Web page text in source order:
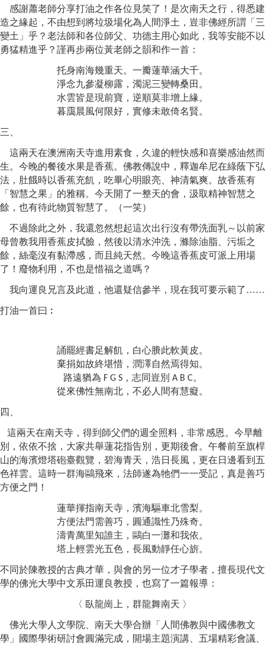
感謝蕭老師分享打油之作各位見笑了！是次南天之行，得悉建
造之緣起，不由想到將垃圾場化為人間淨土，豈非佛經所謂「三
變土」乎？老法師和各位師父、功德主用心如此，我等安能不以
勇猛精進乎？謹再步兩位黃老師之韻和作一首 ：
托身南海幾重天。一瓣蓮華涵大千。
淨念九參凝柳露，濁泥三變轉桑田。
水雲皆是現前寶，逆順莫非增上緣。
暮靄晨風何限好，實修未敢倚名賢。
三
這兩天在澳洲南天寺進用素食，久違的輕快感和喜樂感油然而
生。今晚的餐後水果是香蕉。佛教傳說中，釋迦牟尼在綠蔭下弘
法，肚餓時以香蕉充飢，吃畢心明眼亮、神清氣爽。故香蕉有
「智慧之果」的雅稱。今天開了一整天的會，汲取精神智慧之
餘，也有待此物質智慧了。（一笑）
不過除此之外，我還忽然想起這次出行沒有帶洗面乳～以前家
母曾教我用香蕉皮拭臉，然後以清水沖洗，滌除油脂、污垢之
餘，絲毫沒有黏滯感，而且純天然。今晚這香蕉皮可派上用場
了！廢物利用，不也是惜福之道嗎？
我向運良兄言及此道，他還疑信參半，現在我可要示範了……
打油一首曰︰
誦罷經書足解飢 ， 白心賸此軟黃皮。
棄捐如故終堪惜，潤澤自然焉得知。
路遠猶為 F G S，志同豈別 A B C。
從來佛性無南北，不必人間有慧癡。
四、
這兩天在南天寺，得到師父們的週全照料，非常感恩。今早離
別，依依不捨，大家共舉蓮花指告別，更期後會。午餐前至旗桿
山的海濱燈塔砲臺觀覽，碧海青天，浩日長風，更在日邊看到五
色祥雲。這時一群海鷗飛來，法師遂為牠們一一受記，真是善巧
方便之門！
蓮華揮指南天寺，濱海驅車北雪梨。
方便法門需善巧，圓通識性乃殊奇。
濤青萬里知誰主，鷗白一灘和我依。
塔上輕雲光五色，長風動靜任心旂。
不同於陳教授的古典才華，與會的另一位才子學者，擅長現代文
學的佛光大學中文系田運良教授，也寫了一篇報導 ：
〈 臥龍崗上，群龍舞南天 〉
佛光大學人文學院、南天大學合辦「人間佛教與中國佛教文
學」國際學術研討會圓滿完成，開場主題演講、五場精彩會議、